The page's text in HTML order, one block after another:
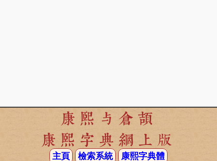
康熙与倉頡
康熙字典網上版
主頁 檢索系統 康熙字典體